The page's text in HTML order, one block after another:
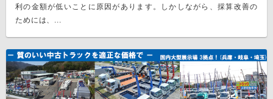
利の金額が低いことに原因があります。しかしながら、採算改善の
ためには、...